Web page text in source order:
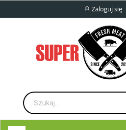
Zaloguj się